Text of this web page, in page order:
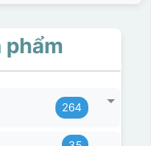
phẩm
264